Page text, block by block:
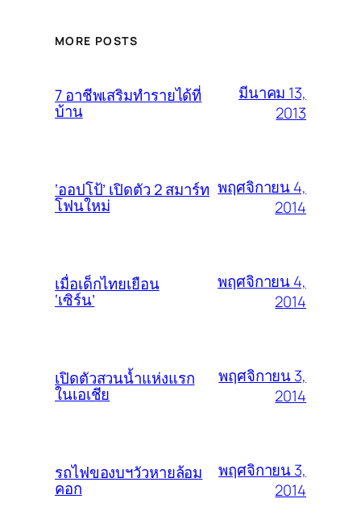
MORE POSTS
7 อาชีพเสริมทำรายได้ที่
บ้าน
มีนาคม 13,
2013
‘ออปโป้’ เปิดตัว 2 สมาร์ท
โฟนใหม่
พฤศจิกายน 4,
2014
เมื่อเด็กไทยเยือน
‘เซิร์น’
พฤศจิกายน 4,
2014
เปิดตัวสวนน้ำแห่งแรก
ในเอเชีย
พฤศจิกายน 3,
2014
รถไฟของบฯวัวหายล้อม
คอก
พฤศจิกายน 3,
2014